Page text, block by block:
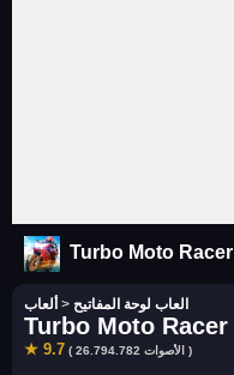
Turbo Moto Racer
ألعاب > العاب لوحة المفاتيح
Turbo Moto Racer
★ 9.7 ( 26.794.782 الأصوات )